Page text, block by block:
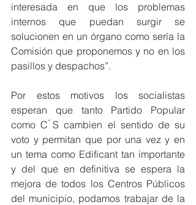
interesada en que los problemas
internos que puedan surgir se
solucionen en un órgano como sería la
Comisión que proponemos y no en los
pasillos y despachos”.
Por estos motivos los socialistas
esperan que tanto Partido Popular
como C ́S cambien el sentido de su
voto y permitan que por una vez y en
un tema como Edificant tan importante
y del que en definitiva se espera la
mejora de todos los Centros Públicos
del municipio, podamos trabajar de la